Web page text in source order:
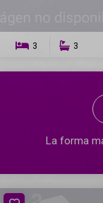
3 3
La forma